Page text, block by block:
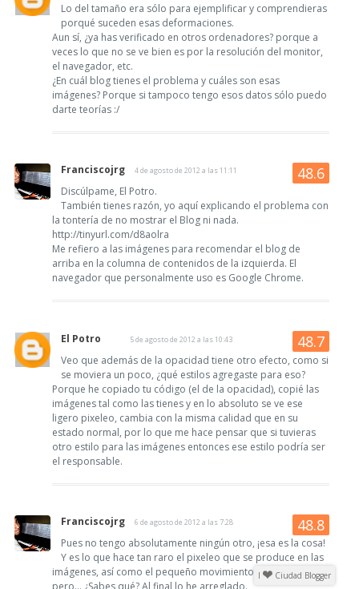
Lo del tamaño era sólo para ejemplificar y comprendieras
porqué suceden esas deformaciones.
Aun sí, ¿ya has verificado en otros ordenadores? porque a
veces lo que no se ve bien es por la resolución del monitor,
el navegador, etc.
¿En cuál blog tienes el problema y cuáles son esas
imágenes? Porque si tampoco tengo esos datos sólo puedo
darte teorías :/
Franciscojrg 4 de agosto de 2012 a las 11:11
Discúlpame, El Potro.
También tienes razón, yo aquí explicando el problema con
la tontería de no mostrar el Blog ni nada.
http://tinyurl.com/d8aolra
Me refiero a las imágenes para recomendar el blog de
arriba en la columna de contenidos de la izquierda. El
navegador que personalmente uso es Google Chrome.
El Potro 5 de agosto de 2012 a las 10:43
Veo que además de la opacidad tiene otro efecto, como si
se moviera un poco, ¿qué estilos agregaste para eso?
Porque he copiado tu código (el de la opacidad), copié las
imágenes tal como las tienes y en lo absoluto se ve ese
ligero pixeleo, cambia con la misma calidad que en su
estado normal, por lo que me hace pensar que si tuvieras
otro estilo para las imágenes entonces ese estilo podría ser
el responsable.
Franciscojrg 6 de agosto de 2012 a las 7:28
Pues no tengo absolutamente ningún otro, ¡esa es la cosa!
Y es lo que hace tan raro el pixeleo que se produce en las
imágenes, así como el pequeño movimiento de las mismas
pero... ¿Sabes qué? Al final lo he arreglado.
I Ciudad Blogger